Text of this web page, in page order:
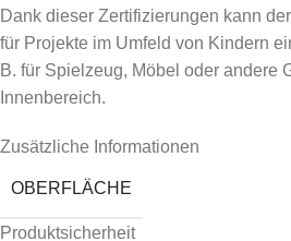
Dank dieser Zertifizierungen kann
für Projekte im Umfeld von Kindern
B. für Spielzeug, Möbel oder andere
Innenbereich.
Zusätzliche Informationen
OBERFLÄCHE
Produktsicherheit